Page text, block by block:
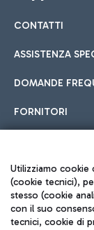
Cucina
Hotel in
Scegli l'alloggio
all'aeroporto.
Car sharing
Con il Car
Treno
CONTATTI
ASSISTENZA
DOMANDE
FORNITORI
Seguici sui
Utilizziamo cookie
(cookie tecnici),
stesso (cookie
con il suo
tecnici, cookie di